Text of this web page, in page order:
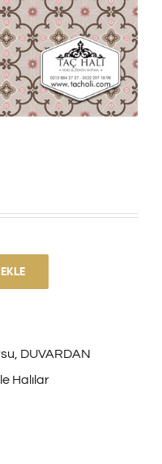
, DUVARDAN
Halılar